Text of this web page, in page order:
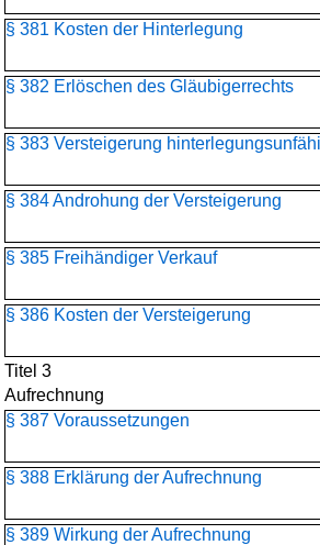
§ 381 Kosten der Hinterlegung
§ 382 Erlöschen des Gläubigerrechts
§ 383 Versteigerung
§ 384 Androhung der Versteigerung
§ 385 Freihändiger Verkauf
§ 386 Kosten der Versteigerung
Titel 3
Aufrechnung
§ 387 Voraussetzungen
§ 388 Erklärung der Aufrechnung
§ 389 Wirkung der Aufrechnung